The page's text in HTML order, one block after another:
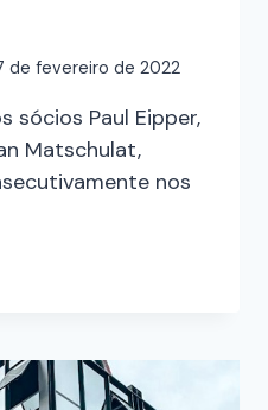
de fevereiro de 2022
sócios Paul Eipper,
Matschulat,
nos